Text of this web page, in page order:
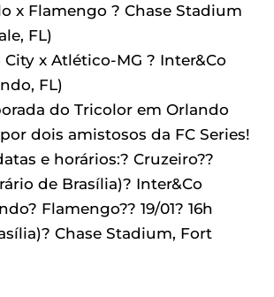
x Flamengo ? Chase Stadium
FL)
City x Atlético-MG ? Inter&Co
FL)
do Tricolor em Orlando
dois amistosos da FC Series!
e horários:? Cruzeiro??
de Brasília)? Inter&Co
Flamengo?? 19/01? 16h
Chase Stadium, Fort